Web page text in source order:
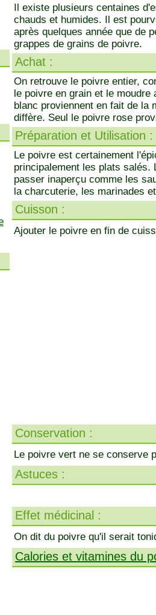
Il existe plusieurs centaines
chauds et humides. Il est
après quelques année que de
grappes de grains de poivre.
Achat :
On retrouve le poivre entier,
le poivre en grain et le
blanc proviennent en fait de la
diffère. Seul le poivre rose
Préparation et Utilisation :
Le poivre est certainement
principalement les plats salés.
passer inaperçu comme les
la charcuterie, les marinades
Cuisson :
Ajouter le poivre en fin de
Conservation :
Le poivre vert ne se conserve
Astuces :
Effet médicinal :
On dit du poivre qu'il serait
Calories et vitamines du